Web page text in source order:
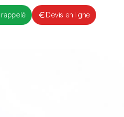
Devis en ligne